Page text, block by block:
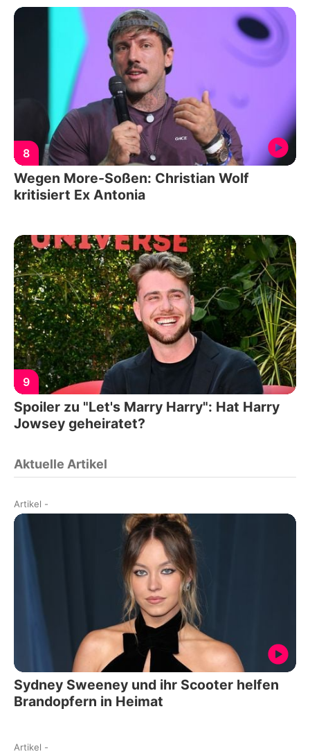
8
Wegen More-Soßen: Christian Wolf
kritisiert Ex Antonia
9
Spoiler zu "Let's Marry Harry": Hat Harry
Jowsey geheiratet?
Aktuelle Artikel
Artikel -
Sydney Sweeney und ihr Scooter helfen
Brandopfern in Heimat
Artikel -